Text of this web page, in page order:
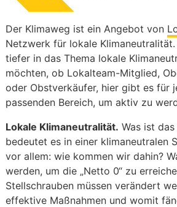
Der Klimaweg ist ein Angebot von
Netzwerk für lokale
tiefer in das Thema lokale
möchten, ob Lokalteam-Mitglied,
oder Obstverkäufer, hier gibt es für
passenden Bereich, um aktiv zu
Lokale Klimaneutralität. Was ist
bedeutet es in einer klimaneutralen
vor allem: wie kommen wir dahin?
werden, um die „Netto 0“ zu
Stellschrauben müssen verändert
effektive Maßnahmen und womit